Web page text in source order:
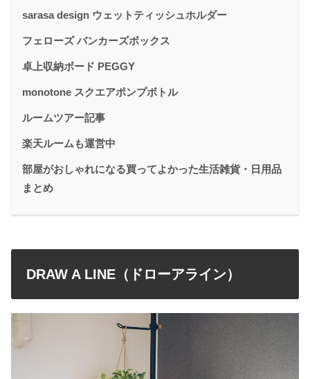
sarasa design ウェットティッシュホルダー
フェローズ バンカーズボックス
卓上収納ボード PEGGY
monotone スクエアポンプボトル
ルームツアー記事
楽天ルームも運営中
部屋がおしゃれになる買ってよかった生活雑貨・日用品
まとめ
DRAW A LINE（ドローアライン）